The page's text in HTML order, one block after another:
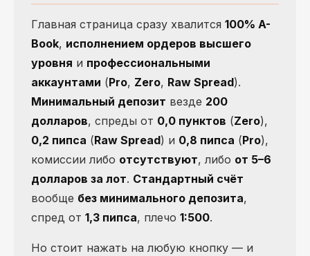
Главная страница сразу хвалится 100% A-
Book, исполнением ордеров высшего
уровня и профессиональными
аккаунтами (Pro, Zero, Raw Spread).
Минимальный депозит везде 200
долларов, спреды от 0,0 пунктов (Zero),
0,2 пипса (Raw Spread) и 0,8 пипса (Pro),
комиссии либо отсутствуют, либо от 5–6
долларов за лот. Стандартный счёт
вообще без минимального депозита,
спред от 1,3 пипса, плечо 1:500.
Но стоит нажать на любую кнопку — и